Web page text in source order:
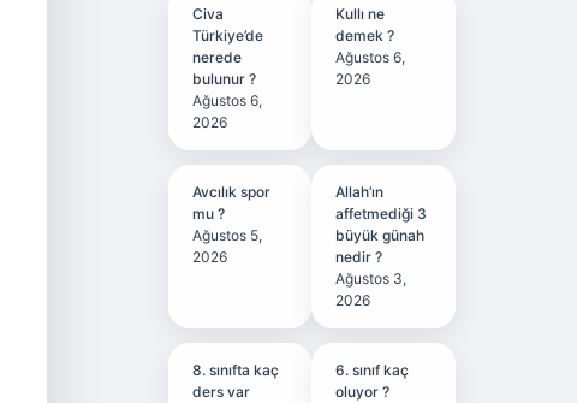
Civa
Türkiye’de
nerede
bulunur ?
Ağustos 6,
2026
Kullı ne
demek ?
Ağustos 6,
2026
Avcılık spor
mu ?
Ağustos 5,
2026
Allah’ın
affetmediği 3
büyük günah
nedir ?
Ağustos 3,
2026
8. sınıfta kaç
ders var
6. sınıf kaç
oluyor ?